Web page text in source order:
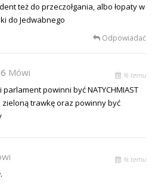
też do przeczołgania, albo łopaty w
do Jedwabnego
Odpowiadać
Mówi % temu
parlament powinni być NATYCHMIAST
zieloną trawkę oraz powinny być
% temu